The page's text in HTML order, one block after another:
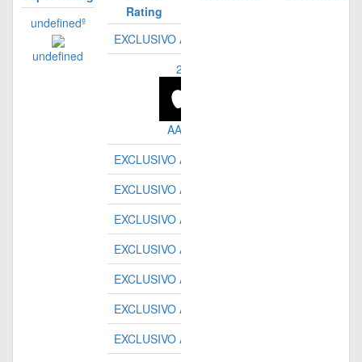
undefinedº
undefined
Rating
EXCLUSIVO ASSINANTES
2º
AAPL
EXCLUSIVO ASSINANTES
EXCLUSIVO ASSINANTES
EXCLUSIVO ASSINANTES
EXCLUSIVO ASSINANTES
EXCLUSIVO ASSINANTES
EXCLUSIVO ASSINANTES
EXCLUSIVO ASSINANTES